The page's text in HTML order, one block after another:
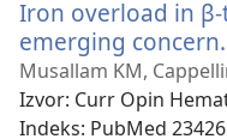
Iron overload in
emerging concern.
Musallam KM,
Izvor‎: Curr Opin
Indeks‎: PubMed